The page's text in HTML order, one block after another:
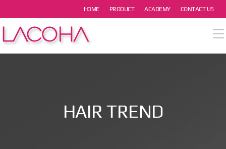
HOME PRODUCT ACADEMY CONTACT US
열기
HAIR TREND